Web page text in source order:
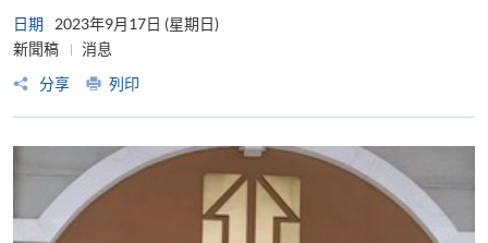
日期
2023年9月17日 (星期日)
新聞稿
消息
分享
列印